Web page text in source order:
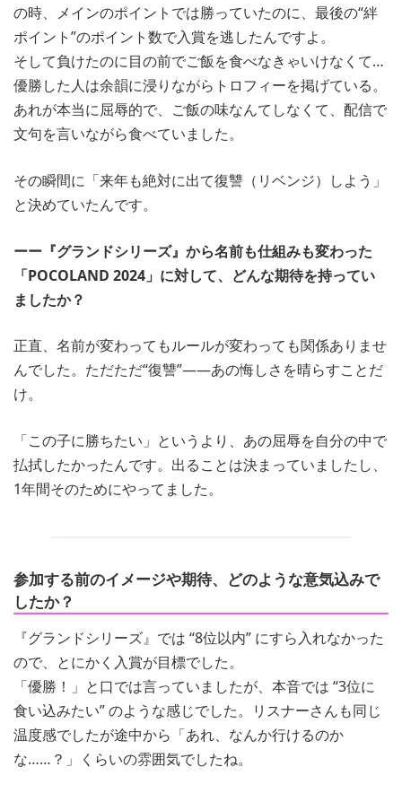
の時、メインのポイントでは勝っていたのに、最後の“絆
ポイント”のポイント数で入賞を逃したんですよ。
そして負けたのに目の前でご飯を食べなきゃいけなくて…
優勝した人は余韻に浸りながらトロフィーを掲げている。
あれが本当に屈辱的で、ご飯の味なんてしなくて、配信で
文句を言いながら食べていました。
その瞬間に「来年も絶対に出て復讐（リベンジ）しよう」
と決めていたんです。
ーー『グランドシリーズ』から名前も仕組みも変わった
「POCOLAND 2024」に対して、どんな期待を持ってい
ましたか？
正直、名前が変わってもルールが変わっても関係ありませ
んでした。ただただ“復讐”――あの悔しさを晴らすことだ
け。
「この子に勝ちたい」というより、あの屈辱を自分の中で
払拭したかったんです。出ることは決まっていましたし、
1年間そのためにやってました。
参加する前のイメージや期待、どのような意気込みで
したか？
『グランドシリーズ』では “8位以内” にすら入れなかった
ので、とにかく入賞が目標でした。
「優勝！」と口では言っていましたが、本音では “3位に
食い込みたい” のような感じでした。リスナーさんも同じ
温度感でしたが途中から「あれ、なんか行けるのか
な……？」くらいの雰囲気でしたね。